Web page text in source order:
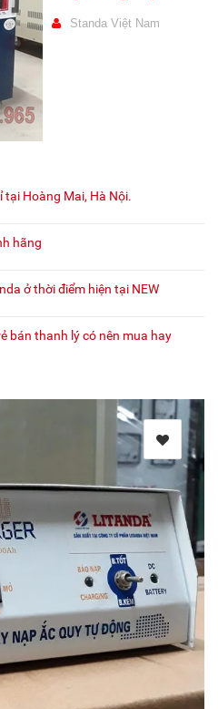
Standa Việt Nam
tại Hoàng Mai, Hà Nội.
hãng
ở thời điểm hiện tại NEW
bán thanh lý có nên mua hay